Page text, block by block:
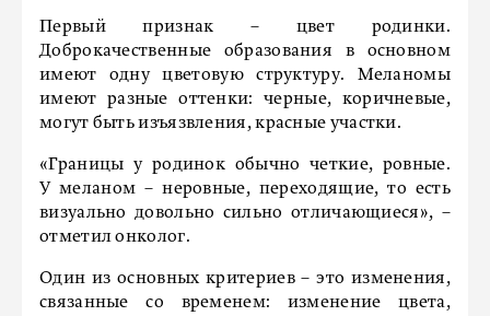
Первый признак – цвет родинки.
Доброкачественные образования в основном
имеют одну цветовую структуру. Меланомы
имеют разные оттенки: черные, коричневые,
могут быть изъязвления, красные участки.
«Границы у родинок обычно четкие, ровные.
У меланом – неровные, переходящие, то есть
визуально довольно сильно отличающиеся», –
отметил онколог.
Один из основных критериев – это изменения,
связанные со временем: изменение цвета,